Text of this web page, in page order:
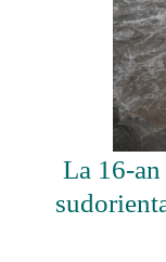
La 16-